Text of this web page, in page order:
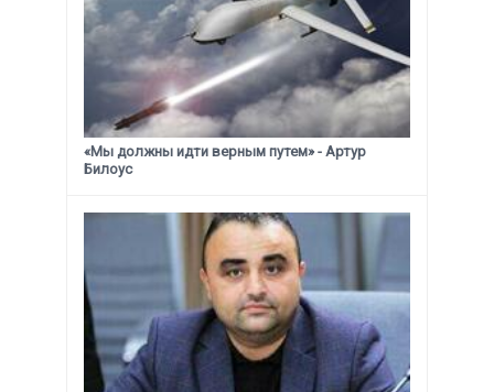
«Мы должны идти верным путем» - Артур
Билоус